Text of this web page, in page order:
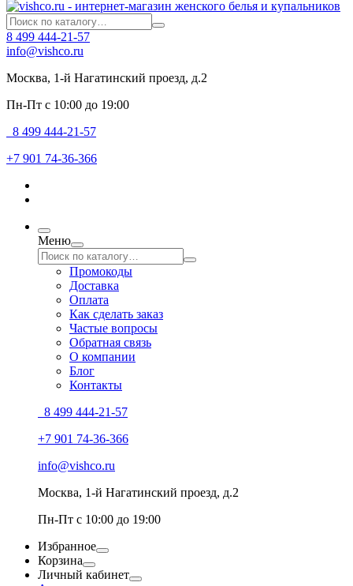
8 499 444-21-57
info@vishco.ru
Москва, 1-й Нагатинский проезд, д.2
Пн-Пт с 10:00 до 19:00
8 499 444-21-57
+7 901 74-36-366
Меню
Промокоды
Доставка
Оплата
Как сделать заказ
Частые вопросы
Обратная связь
О компании
Блог
Контакты
8 499 444-21-57
+7 901 74-36-366
info@vishco.ru
Москва, 1-й Нагатинский проезд, д.2
Пн-Пт с 10:00 до 19:00
Избранное
Корзина
Личный кабинет